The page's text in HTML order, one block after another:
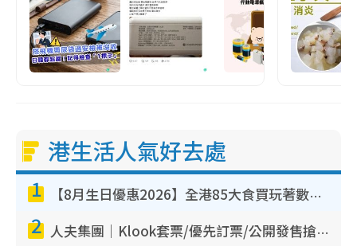
港生活人氣好去處
1 【8月生日優惠2026】全港85大食買玩著數攻略 自助餐/火鍋放題同行免費＋誠品/DONKI送現金券
2 人夫集團｜Klook套票/優先訂票/公開發售搶飛攻略！附票價.購票連結.場地座位表